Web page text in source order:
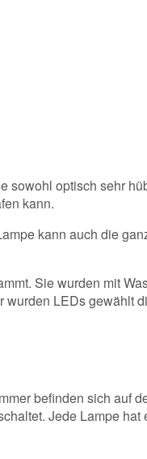
sowohl optisch sehr
kann.
kann auch die
Sie wurden mit
LEDs gewählt
befinden sich auf
Jede Lampe hat